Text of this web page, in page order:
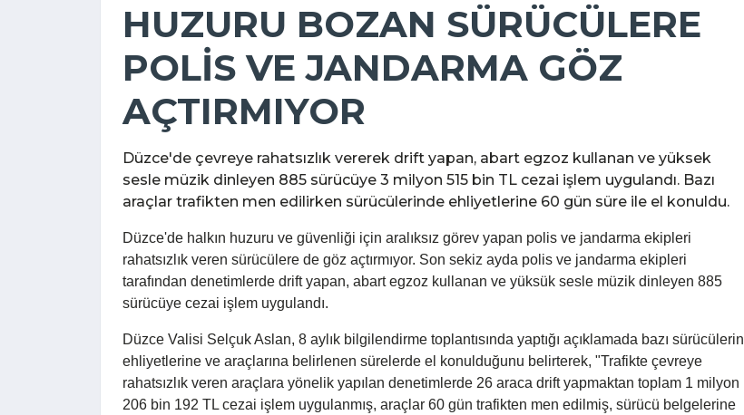
HUZURU BOZAN SÜRÜCÜLERE
POLİS VE JANDARMA GÖZ
AÇTIRMIYOR
Düzce'de çevreye rahatsızlık vererek drift yapan, abart egzoz kullanan ve yüksek
sesle müzik dinleyen 885 sürücüye 3 milyon 515 bin TL cezai işlem uygulandı. Bazı
araçlar trafikten men edilirken sürücülerinde ehliyetlerine 60 gün süre ile el konuldu.
Düzce'de halkın huzuru ve güvenliği için aralıksız görev yapan polis ve jandarma ekipleri
rahatsızlık veren sürücülere de göz açtırmıyor. Son sekiz ayda polis ve jandarma ekipleri
tarafından denetimlerde drift yapan, abart egzoz kullanan ve yüksük sesle müzik dinleyen 885
sürücüye cezai işlem uygulandı.
Düzce Valisi Selçuk Aslan, 8 aylık bilgilendirme toplantısında yaptığı açıklamada bazı sürücülerin
ehliyetlerine ve araçlarına belirlenen sürelerde el konulduğunu belirterek, "Trafikte çevreye
rahatsızlık veren araçlara yönelik yapılan denetimlerde 26 araca drift yapmaktan toplam 1 milyon
206 bin 192 TL cezai işlem uygulanmış, araçlar 60 gün trafikten men edilmiş, sürücü belgelerine